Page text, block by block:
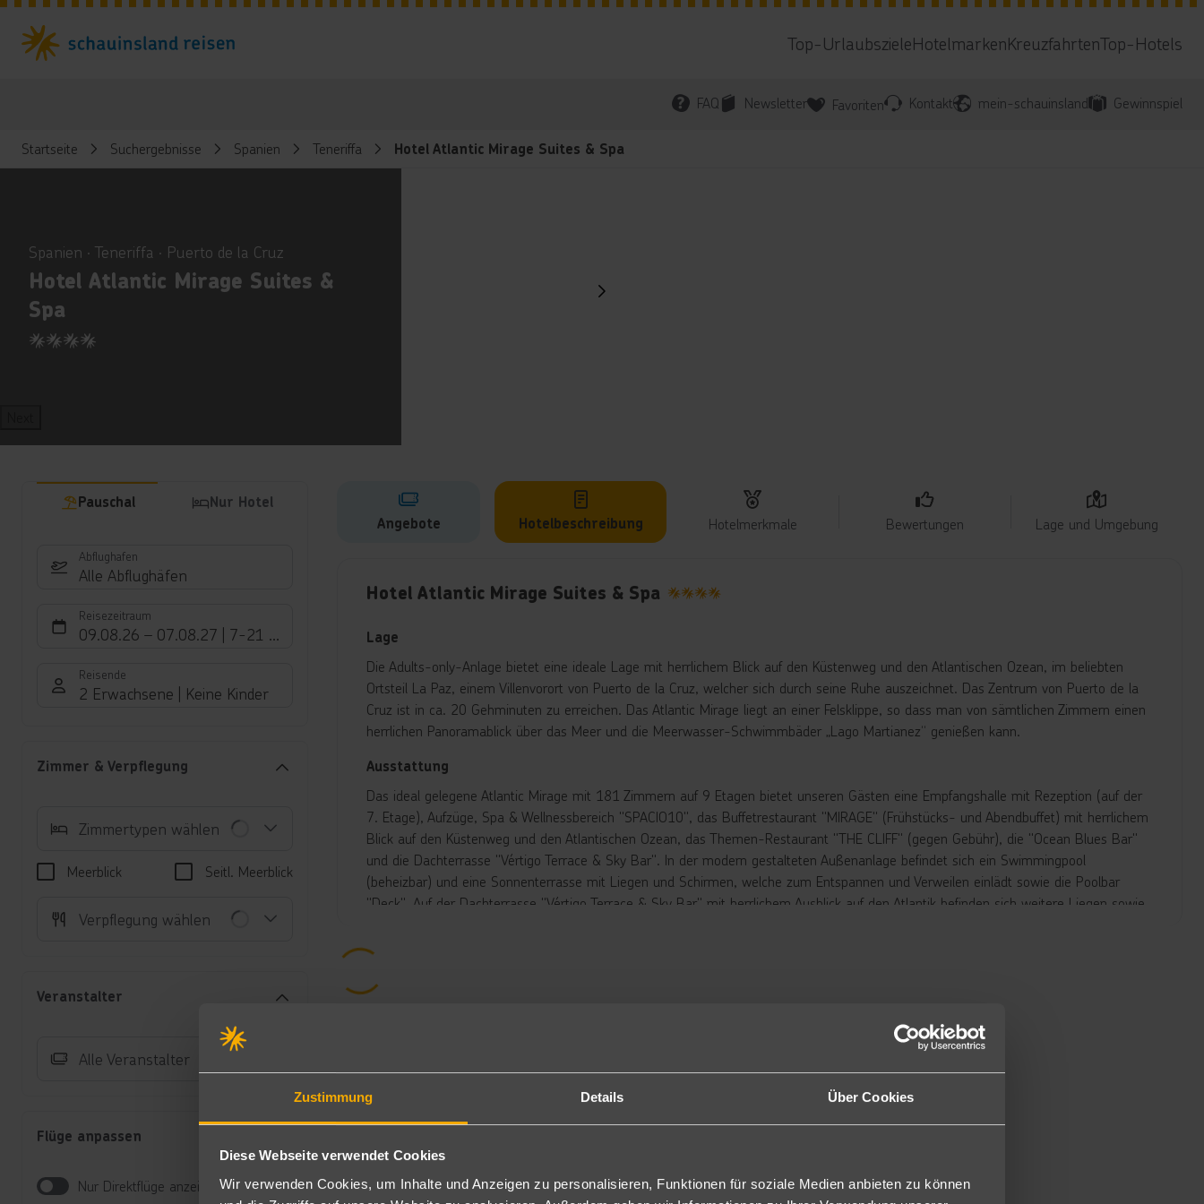
Zustimmung Details Über Cookies
Diese Webseite verwendet Cookies
Wir verwenden Cookies, um Inhalte und Anzeigen zu personalisieren, Funktionen für soziale Medien anbieten zu können
Top-UrlaubszieleHotelmarkenKreuzfahrtenTop-Hotels
FAQ Newsletter Favoriten Kontakt mein-schauinsland Gewinnspiel
Startseite Suchergebnisse Spanien Teneriffa Hotel Atlantic Mirage Suites & Spa
Spanien ∙ Teneriffa ∙ Puerto de la Cruz
Hotel Atlantic Mirage Suites &
Spa
4
Pauschal Nur Hotel
Abflughafen
Alle Abflughäfen
Reisezeitraum
09.08.26 – 07.08.27 7-21 Nächte
Reisende
2 Erwachsene Keine Kinder
Zimmer & Verpflegung
Zimmertypen wählen
Meerblick Seitl. Meerblick
Verpflegung wählen
Veranstalter
Alle Veranstalter
Flüge anpassen
Nur Direktflüge anzeigen
Angebote Hotelbeschreibung Hotelmerkmale Bewertungen Lage und Umgebung
Hotel Atlantic Mirage Suites & Spa
Lage
Die Adults-only-Anlage bietet eine ideale Lage mit herrlichem Blick auf den Küstenweg und den Atlantischen Ozean, im beliebten
Ortsteil La Paz, einem Villenvorort von Puerto de la Cruz, welcher sich durch seine Ruhe auszeichnet. Das Zentrum von Puerto de la
Cruz ist in ca. 20 Gehminuten zu erreichen. Das Atlantic Mirage liegt an einer Felsklippe, so dass man von sämtlichen Zimmern einen
herrlichen Panoramablick über das Meer und die Meerwasser-Schwimmbäder „Lago Martianez“ genießen kann.
Ausstattung
Das ideal gelegene Atlantic Mirage mit 181 Zimmern auf 9 Etagen bietet unseren Gästen eine Empfangshalle mit Rezeption (auf der
7. Etage), Aufzüge, Spa & Wellnessbereich "SPACIO10", das Buffetrestaurant "MIRAGE" (Frühstücks- und Abendbuffet) mit herrlichem
Blick auf den Küstenweg und den Atlantischen Ozean, das Themen-Restaurant "THE CLIFF" (gegen Gebühr), die "Ocean Blues Bar"
und die Dachterrasse "Vértigo Terrace & Sky Bar". In der modern gestalteten Außenanlage befindet sich ein Swimmingpool
(beheizbar) und eine Sonnenterrasse mit Liegen und Schirmen, welche zum Entspannen und Verweilen einlädt sowie die Poolbar
"Deck". Auf der Dachterrasse "Vértigo Terrace & Sky Bar" mit herrlichem Ausblick auf den Atlantik befinden sich weitere Liegen sowie
Unterbringung
Mietsafe, Bad mit Doppelwaschbecken sowie begehbarer Dusche mit LED-Beleuchtung, WC und Föhn und möblierten Balkon mit
spektakulärem Panoramablick über das Meer (J2M). Wahlweise auch zur Alleinbenutzung buchbar (J1M).
Ausgestattet wie die Juniorsuiten Meerblick, jedoch in der 8. Etage gelegen und nur in HP buchbar (2JM). Wahlweise auch zur
Alleinbenutzung buchbar (1JM).
Schlafzimmer (optisch getrennt), 2 Badezimmern (1x mit Badewanne und 1x mit Dusche), 2 Balkone, Bademantel, Slipper,
Badetücher (inklusive), Nespresso-Kaffeemaschine mit 4x Kapseln pro Tag inklusive (die Kapseln werden täglich auf insgesamt 4